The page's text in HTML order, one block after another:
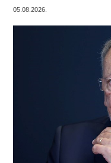
05.08.2026.